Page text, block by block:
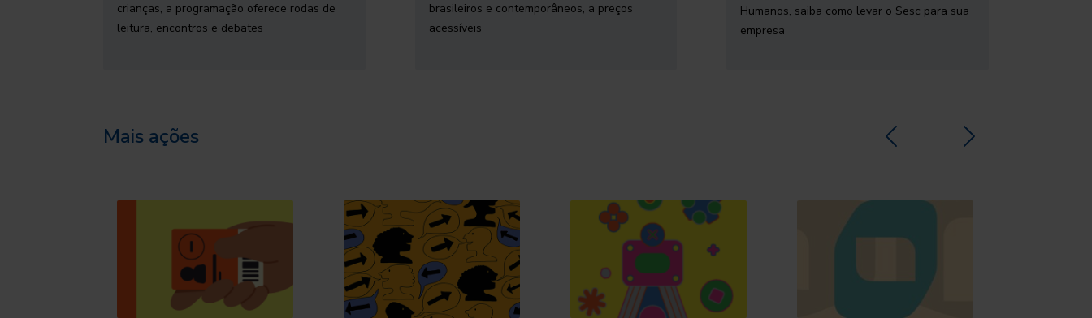
crianças, a programação oferece rodas de
leitura, encontros e debates
brasileiros e contemporâneos, a preços
acessíveis
Humanos, saiba como levar o Sesc para sua
empresa
Mais ações